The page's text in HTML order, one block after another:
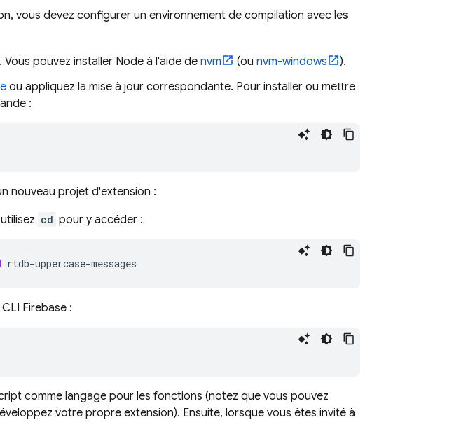
vous devez configurer un environnement de compilation avec les
Vous pouvez installer Node à l'aide denvm (ou nvm-windows
).
ou appliquez la mise à jour correspondante. Pour installer ou mettre
:
nouveau projet d'extension :
cd pour y accéder :
rtdb-uppercase-messages
Firebase :
comme langage pour les fonctions (notez que vous pouvez
votre propre extension). Ensuite, lorsque vous êtes invité à